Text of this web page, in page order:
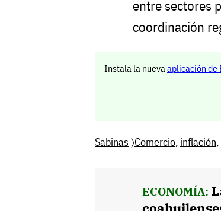
entre sectores
coordinación
Instala la nuevaaplicación de
Sabinas 〉Comercio, inflación,
ECONOMÍA: